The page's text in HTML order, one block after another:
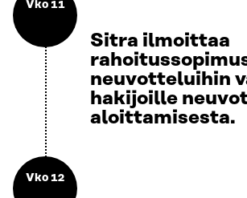
Vko 11
Sitra ilmoittaa
neuvotteluihin
hakijoille
aloittamisesta.
Vko 12